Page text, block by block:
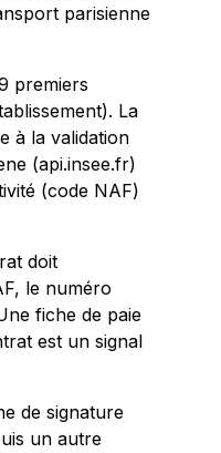
parisienne
premiers
La
à la validation
(api.insee.fr)
(code NAF)
doit
le numéro
fiche de paie
est un signal
de signature
un autre